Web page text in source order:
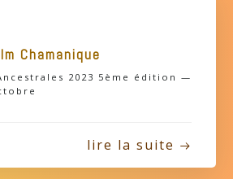
Chamanique
2023 5ème édition —
lire la suite